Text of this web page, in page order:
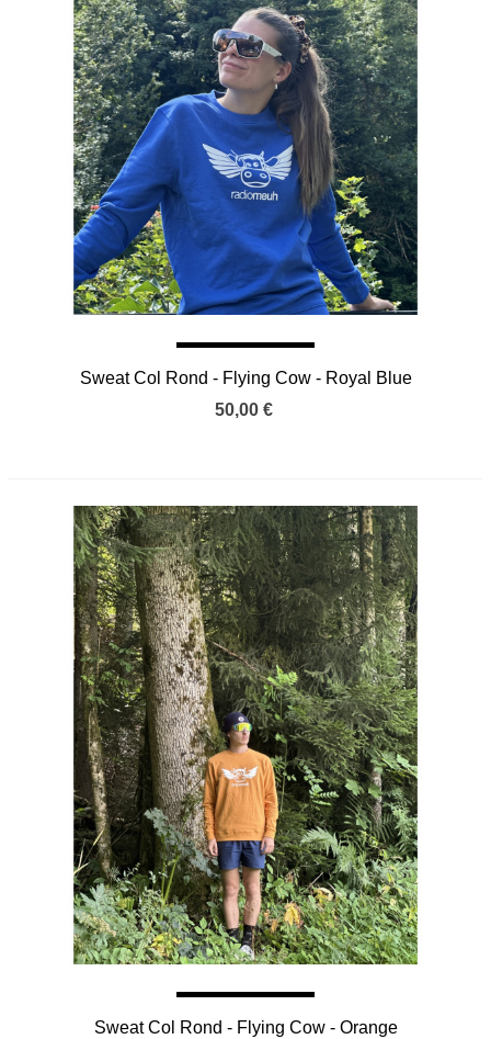
Sweat Col Rond - Flying Cow - Royal Blue
50,00 €
Sweat Col Rond - Flying Cow - Orange